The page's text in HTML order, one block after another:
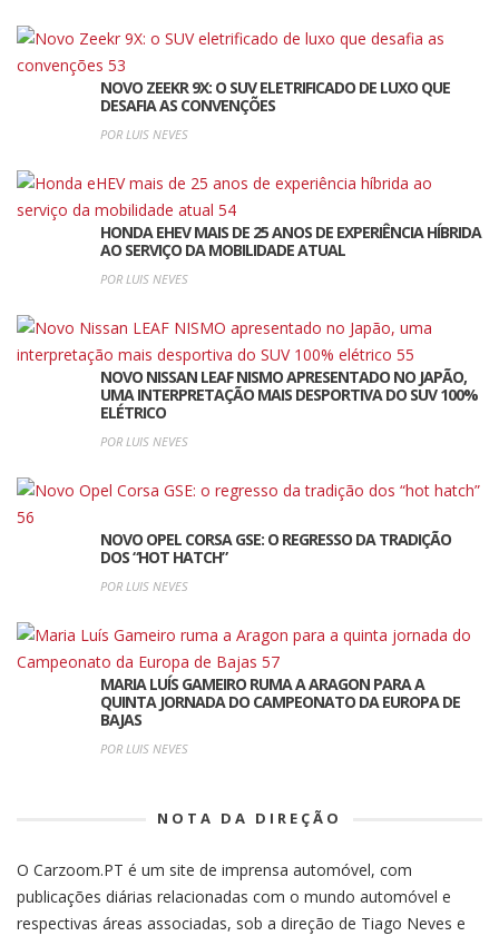
NOVO ZEEKR 9X: O SUV ELETRIFICADO DE LUXO QUE
DESAFIA AS CONVENÇÕES
POR LUIS NEVES
HONDA EHEV MAIS DE 25 ANOS DE EXPERIÊNCIA HÍBRIDA
AO SERVIÇO DA MOBILIDADE ATUAL
POR LUIS NEVES
NOVO NISSAN LEAF NISMO APRESENTADO NO JAPÃO,
UMA INTERPRETAÇÃO MAIS DESPORTIVA DO SUV 100%
ELÉTRICO
POR LUIS NEVES
NOVO OPEL CORSA GSE: O REGRESSO DA TRADIÇÃO
DOS “HOT HATCH”
POR LUIS NEVES
MARIA LUÍS GAMEIRO RUMA A ARAGON PARA A
QUINTA JORNADA DO CAMPEONATO DA EUROPA DE
BAJAS
POR LUIS NEVES
NOTA DA DIREÇÃO
O Carzoom.PT é um site de imprensa automóvel, com
publicações diárias relacionadas com o mundo automóvel e
respectivas áreas associadas, sob a direção de Tiago Neves e